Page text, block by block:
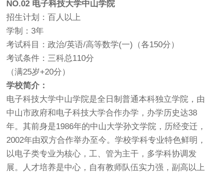
NO.02 电子科技大学中山学院
招生计划：百人以上
学制：3年
考试科目：政治/英语/高等数学(一)（各150分）
考试条件：三科总110分
（满25岁+20分）
学校简介：
电子科技大学中山学院是全日制普通本科独立学院，由
中山市政府和电子科技大学合作办学，办学历史达38
年。其前身是1986年的中山大学孙文学院，历经变迁，
2002年由双方合作举办至今。学校学科专业特色鲜明，
以电子类专业为核心，工、管为主干，多学科协调发
展。人才培养是中心，自有教师队伍实力强，副高以上